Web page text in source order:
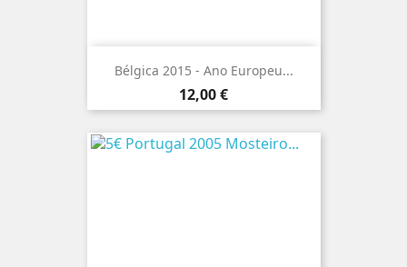
Bélgica 2015 - Ano Europeu...
Preço
12,00 €